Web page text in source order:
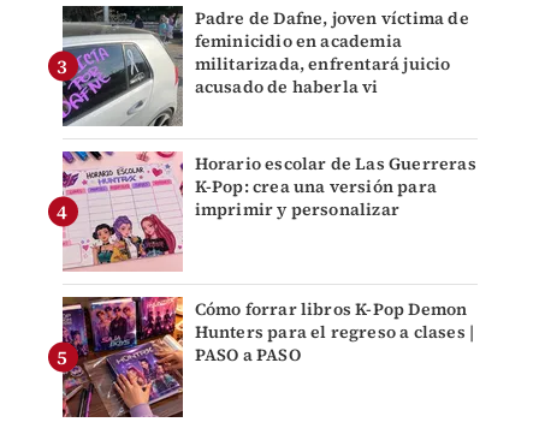
Padre de Dafne, joven víctima de
feminicidio en academia
militarizada, enfrentará juicio
acusado de haberla vi
Horario escolar de Las Guerreras
K-Pop: crea una versión para
imprimir y personalizar
Cómo forrar libros K-Pop Demon
Hunters para el regreso a clases |
PASO a PASO